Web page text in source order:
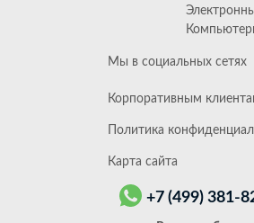
Мы в социальных сетях
Корпоративным
Политика
Карта сайта
+7 (499) 381-